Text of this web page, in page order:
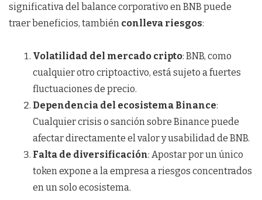
significativa del balance corporativo en BNB puede
traer beneficios, también conlleva riesgos:
Volatilidad del mercado cripto: BNB, como
cualquier otro criptoactivo, está sujeto a fuertes
fluctuaciones de precio.
Dependencia del ecosistema Binance:
Cualquier crisis o sanción sobre Binance puede
afectar directamente el valor y usabilidad de BNB.
Falta de diversificación: Apostar por un único
token expone a la empresa a riesgos concentrados
en un solo ecosistema.